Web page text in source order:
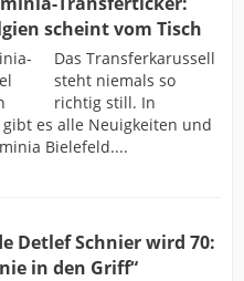
scheint vom Tisch
Das Transferkarussell
steht niemals so
richtig still. In
es alle Neuigkeiten und
Bielefeld....
Detlef Schnier wird 70:
in den Griff“